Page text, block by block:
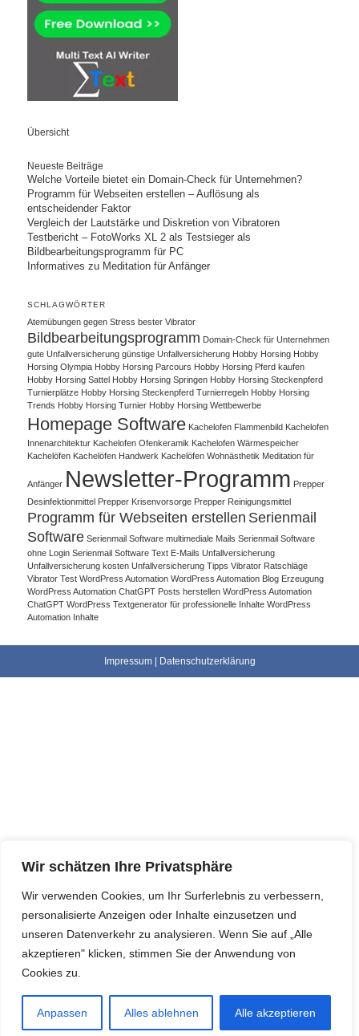
Wir schätzen Ihre Privatsphäre
Wir verwenden Cookies, um Ihr Surferlebnis zu verbessern,
personalisierte Anzeigen oder Inhalte einzusetzen und
unseren Datenverkehr zu analysieren. Wenn Sie auf „Alle
akzeptieren" klicken, stimmen Sie der Anwendung von
Cookies zu.
Anpassen Alles ablehnen Alle akzeptieren
Übersicht
Neueste Beiträge
Welche Vorteile bietet ein Domain-Check für Unternehmen?
Programm für Webseiten erstellen – Auflösung als
entscheidender Faktor
Vergleich der Lautstärke und Diskretion von Vibratoren
Testbericht – FotoWorks XL 2 als Testsieger als
Bildbearbeitungsprogramm für PC
Informatives zu Meditation für Anfänger
SCHLAGWÖRTER
Atemübungen gegen Stress bester Vibrator
Bildbearbeitungsprogramm Domain-Check für Unternehmen
gute Unfallversicherung günstige Unfallversicherung Hobby Horsing Hobby
Horsing Olympia Hobby Horsing Parcours Hobby Horsing Pferd kaufen
Hobby Horsing Sattel Hobby Horsing Springen Hobby Horsing Steckenpferd
Turnierplätze Hobby Horsing Steckenpferd Turnierregeln Hobby Horsing
Trends Hobby Horsing Turnier Hobby Horsing Wettbewerbe
Homepage Software Kachelofen Flammenbild Kachelofen
Innenarchitektur Kachelofen Ofenkeramik Kachelofen Wärmespeicher
Kachelöfen Kachelöfen Handwerk Kachelöfen Wohnästhetik Meditation für
Anfänger Newsletter-Programm Prepper
Desinfektionmittel Prepper Krisenvorsorge Prepper Reinigungsmittel
Programm für Webseiten erstellen Serienmail
Software Serienmail Software multimediale Mails Serienmail Software
ohne Login Serienmail Software Text E-Mails Unfallversicherung
Unfallversicherung kosten Unfallversicherung Tipps Vibrator Ratschläge
Vibrator Test WordPress Automation WordPress Automation Blog Erzeugung
WordPress Automation ChatGPT Posts herstellen WordPress Automation
ChatGPT WordPress Textgenerator für professionelle Inhalte WordPress
Automation Inhalte
Impressum| Datenschutzerklärung